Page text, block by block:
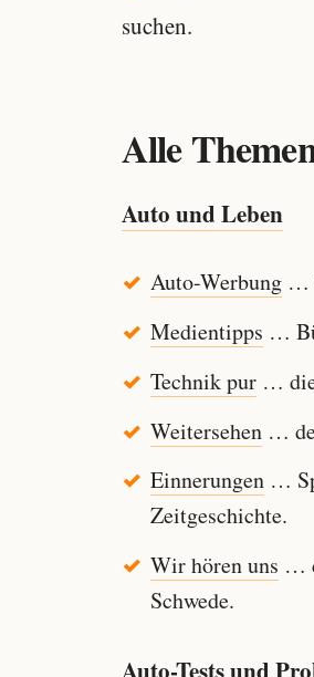
suchen.
Alle
Auto und Leben
Auto-Werbung…
Medientipps …
Technik pur… die
Weitersehen…
Einnerungen…
Zeitgeschichte.
Wir hören uns …
Schwede.